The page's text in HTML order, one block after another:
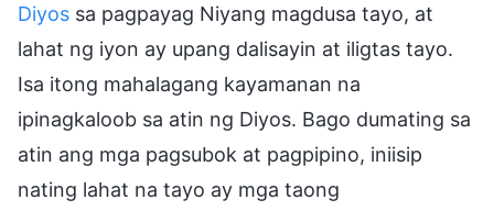
Diyos sa pagpayag Niyang magdusa tayo, at
lahat ng iyon ay upang dalisayin at iligtas tayo.
Isa itong mahalagang kayamanan na
ipinagkaloob sa atin ng Diyos. Bago dumating sa
atin ang mga pagsubok at pagpipino, iniisip
nating lahat na tayo ay mga taong